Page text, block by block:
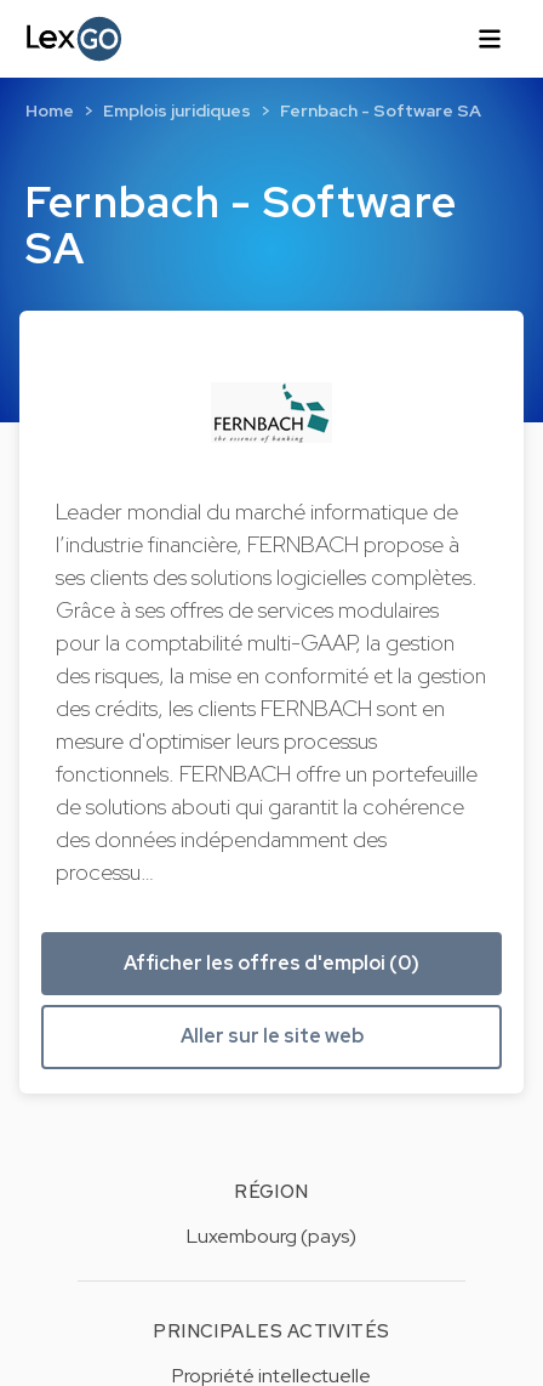
Fernbach - Software
SA
Home Emplois juridiques Fernbach - Software SA
Leader mondial du marché informatique de
l’industrie financière, FERNBACH propose à
ses clients des solutions logicielles complètes.
Grâce à ses offres de services modulaires
pour la comptabilité multi-GAAP, la gestion
des risques, la mise en conformité et la gestion
des crédits, les clients FERNBACH sont en
mesure d'optimiser leurs processus
fonctionnels. FERNBACH offre un portefeuille
de solutions abouti qui garantit la cohérence
des données indépendamment des
processu…
Afficher les offres d'emploi (0)
Aller sur le site web
RÉGION
Luxembourg (pays)
PRINCIPALES ACTIVITÉS
Propriété intellectuelle